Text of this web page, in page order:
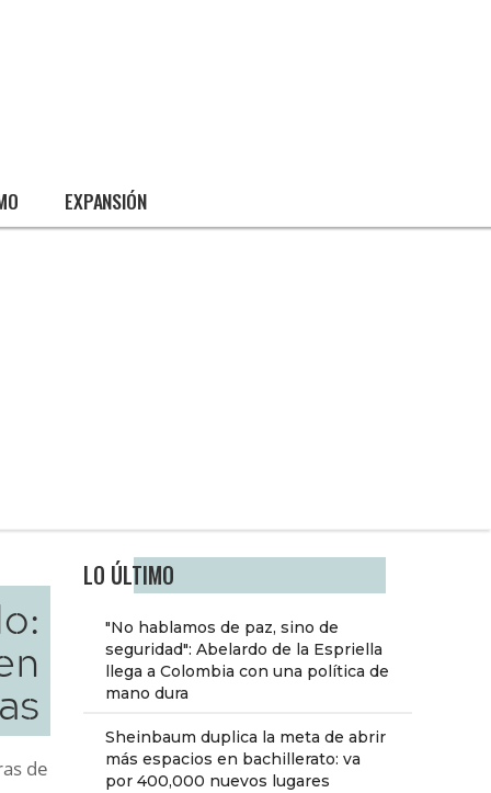
EXPANSIÓN
LO ÚLTIMO
"No hablamos de paz, sino de
seguridad": Abelardo de la Espriella
llega a Colombia con una política de
mano dura
Sheinbaum duplica la meta de abrir
más espacios en bachillerato: va
por 400,000 nuevos lugares
de